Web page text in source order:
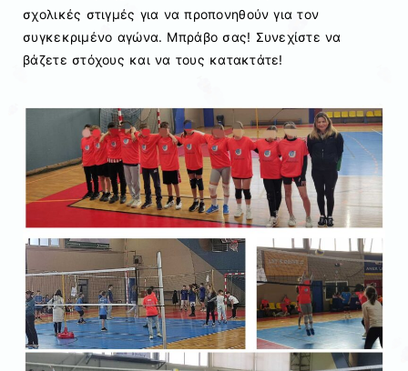
σχολικές στιγμές για να προπονηθούν για τον
συγκεκριμένο αγώνα. Μπράβο σας! Συνεχίστε να
βάζετε στόχους και να τους κατακτάτε!